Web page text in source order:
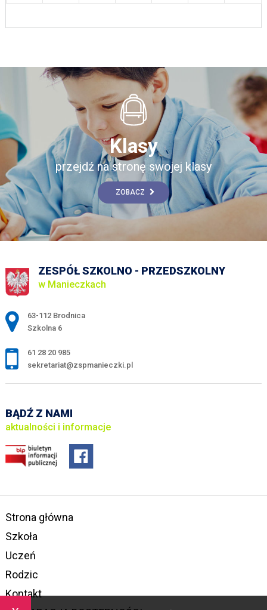
Klasy
przejdź na stronę swojej klasy
ZOBACZ
ZESPÓŁ SZKOLNO - PRZEDSZKOLNY
w Manieczkach
Adres pocztowy:
63-112 Brodnica
Szkolna 6
61 28 20 985
sekretariat@zspmanieczki.pl
BĄDŹ Z NAMI
aktualności i informacje
Strona główna
Szkoła
Uczeń
Rodzic
Kontakt